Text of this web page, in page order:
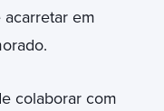
em
colaborar com